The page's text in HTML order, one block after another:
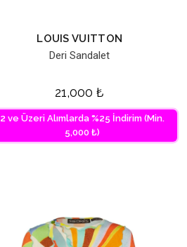
LOUIS VUITTON
Deri Sandalet
21,000₺
2 ve Üzeri Alımlarda %25 İndirim (Min.
5,000 ₺)